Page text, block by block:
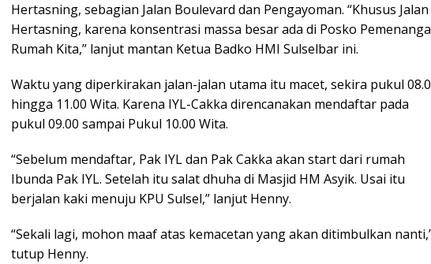
Hertasning, sebagian Jalan Boulevard dan Pengayoman. “Khusus Jalan
Hertasning, karena konsentrasi massa besar ada di Posko
Rumah Kita,” lanjut mantan Ketua Badko HMI Sulselbar ini.
Waktu yang diperkirakan jalan-jalan utama itu macet, sekira pukul
hingga 11.00 Wita. Karena IYL-Cakka direncanakan mendaftar pada
pukul 09.00 sampai Pukul 10.00 Wita.
“Sebelum mendaftar, Pak IYL dan Pak Cakka akan start dari rumah
Ibunda Pak IYL. Setelah itu salat dhuha di Masjid HM Asyik. Usai itu
berjalan kaki menuju KPU Sulsel,” lanjut Henny.
“Sekali lagi, mohon maaf atas kemacetan yang akan ditimbulkan
tutup Henny.